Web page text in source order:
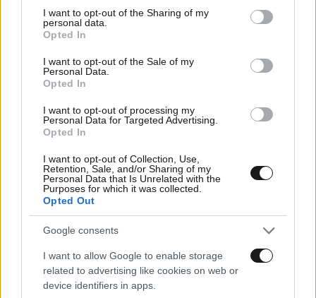
not limited to your visit or usage behaviour. You may click to
grant or deny consent to Google and its third-party tags to
use your data for below specified purposes in below Google
consent section.
I want to opt-out of the Sharing of my
personal data.
Opted In
I want to opt-out of the Sale of my
Personal Data.
Opted In
I want to opt-out of processing my
Personal Data for Targeted Advertising.
Opted In
I want to opt-out of Collection, Use,
Retention, Sale, and/or Sharing of my
Personal Data that Is Unrelated with the
Purposes for which it was collected.
Opted Out
Google consents
I want to allow Google to enable storage
related to advertising like cookies on web or
device identifiers in apps.
Φάρσα το τηλεφώνημα για βόμβα στο Blue Star 1 –
Απέπλευσε για Χίο και Μυτιλήνη